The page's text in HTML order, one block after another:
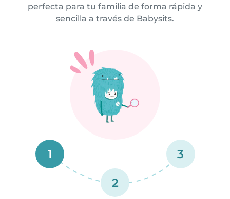
perfecta para tu familia de forma rápida y
sencilla a través de Babysits.
1
2
3